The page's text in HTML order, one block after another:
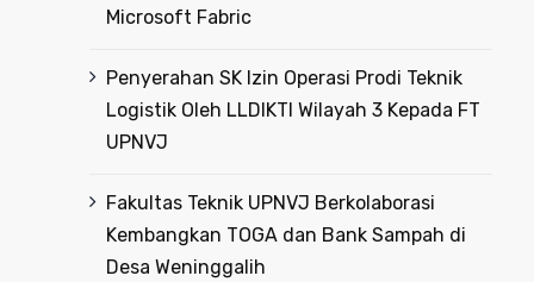
Microsoft Fabric
Penyerahan SK Izin Operasi Prodi Teknik
Logistik Oleh LLDIKTI Wilayah 3 Kepada FT
UPNVJ
Fakultas Teknik UPNVJ Berkolaborasi
Kembangkan TOGA dan Bank Sampah di
Desa Weninggalih